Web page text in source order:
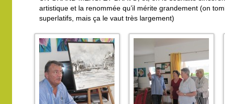
artistique et la renommée qu’il mérite grandement (on
superlatifs, mais ça le vaut très largement)